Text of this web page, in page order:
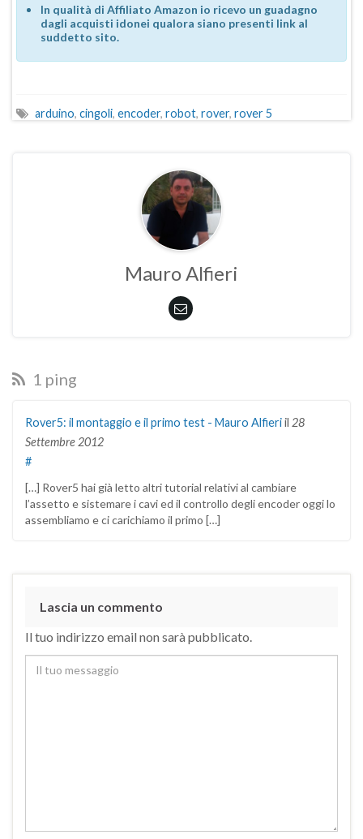
In qualità di Affiliato Amazon io ricevo un guadagno
dagli acquisti idonei qualora siano presenti link al
suddetto sito.
arduino, cingoli, encoder, robot, rover, rover 5
Mauro Alfieri
1 ping
Rover5: il montaggio e il primo test - Mauro Alfieriil 28
Settembre 2012
#
[…] Rover5 hai già letto altri tutorial relativi al cambiare
l’assetto e sistemare i cavi ed il controllo degli encoder oggi lo
assembliamo e ci carichiamo il primo […]
Lascia un commento
Il tuo indirizzo email non sarà pubblicato.